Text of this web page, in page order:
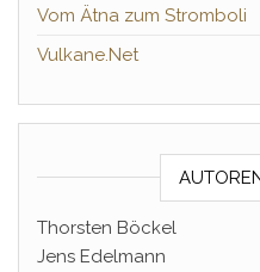
Vom Ätna zum Stromboli
Vulkane.Net
Thorsten Böckel
Jens Edelmann